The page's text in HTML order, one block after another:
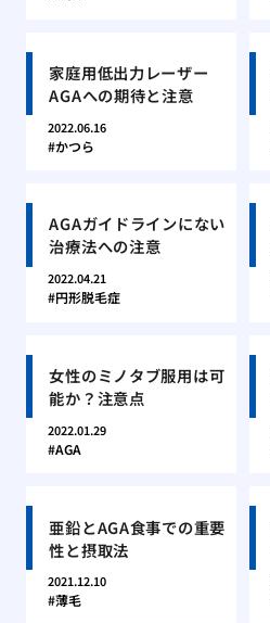
家庭用低出力レーザー
AGAへの期待と注意
2022.06.16
かつら
AGAガイドラインにない
治療法への注意
2022.04.21
円形脱毛症
女性のミノタブ服用は可
能か？注意点
2022.01.29
AGA
亜鉛とAGA食事での重要
性と摂取法
2021.12.10
薄毛